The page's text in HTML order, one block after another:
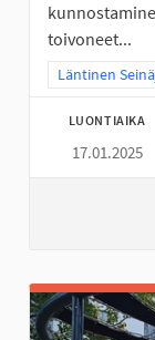
toivoneet...
Rajaa tulokset
Läntinen
LUONTIAIKA
17.01.2025